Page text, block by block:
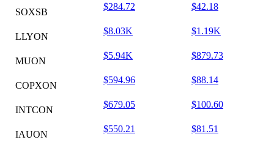
SOXSB
$284.72 $42.18
LLYON
$8.03K $1.19K
MUON
$5.94K $879.73
COPXON
$594.96 $88.14
INTCON
$679.05 $100.60
IAUON
$550.21 $81.51